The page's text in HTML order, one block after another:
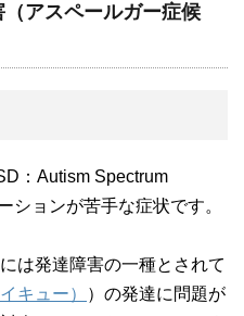
アスペールガー症候
：Autism Spectrum
ションが苦手な症状です。
は発達障害の一種とされて
キュー）
）の発達に問題が